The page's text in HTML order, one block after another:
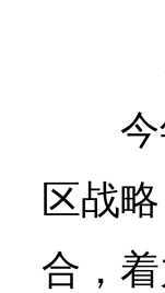
区战
合，